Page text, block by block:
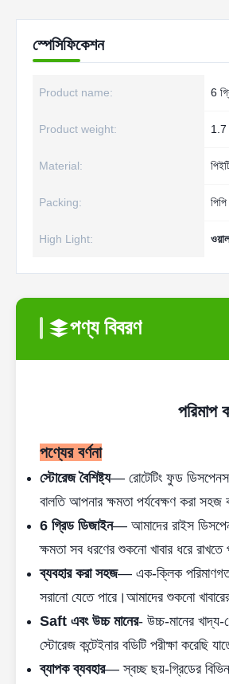
স্পেসিফিকেশন
Product name: 6
Product weight: 1.7
Material:
Packing:
High Light:
পণ্য বিবরণ
পরিমাপ
পণ্যের বর্ণনা
স্টোরেজ বৈশিষ্ট্য— রোটেটিং ফুড
বালতি আপনার ক্ষমতা পর্যবেক্ষণ করা
6 গ্রিড ডিজাইন— আমাদের রাইস
ক্ষমতা সব ধরণের শুকনো খাবার ধরে রাখতে
ব্যবহার করা সহজ— এক-ক্লিক পরিমাণগত
সরানো যেতে পারে।আমাদের শুকনো
Saft এবং উচ্চ মানের- উচ্চ-মানের
স্টোরেজ কন্টেইনার বডিটি পরীক্ষা করেছি
ব্যাপক ব্যবহার— স্বচ্ছ ছয়-গ্রিডের